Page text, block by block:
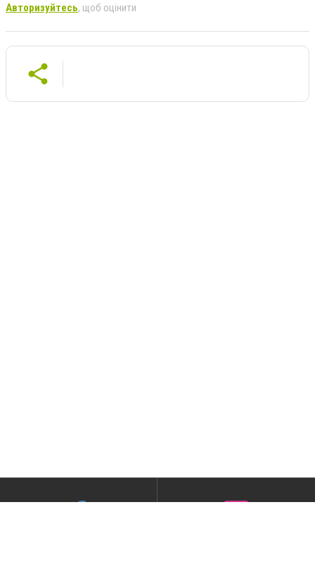
Авторизуйтесь, щоб оцінити